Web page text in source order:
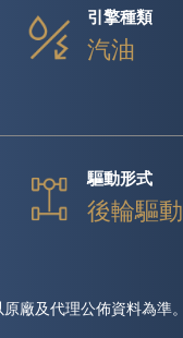
引擎種類
汽油
驅動形式
後輪驅動
廠及代理公佈資料為準。